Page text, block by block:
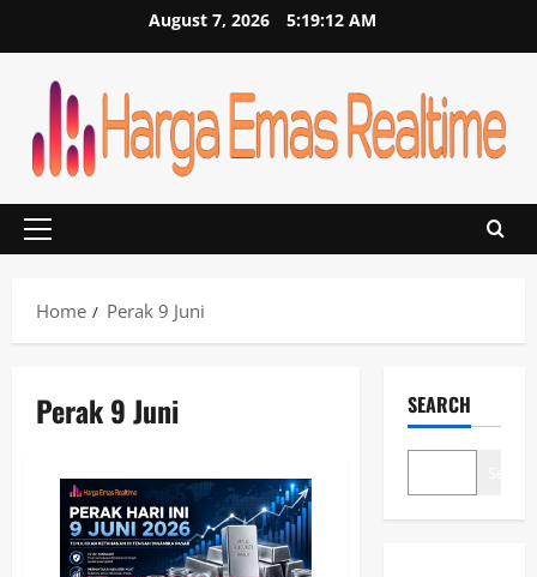
August 7, 2026 5:19:12 AM
Primary
Home
Perak 9 Juni
Perak 9 Juni SEARCH